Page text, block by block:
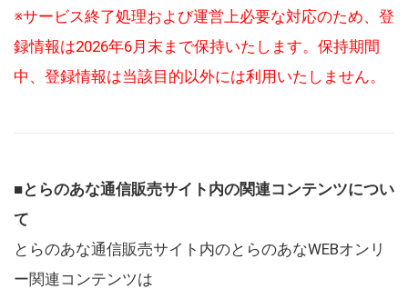
※サービス終了処理および運営上必要な対応のため、登
録情報は2026年6月末まで保持いたします。保持期間
中、登録情報は当該目的以外には利用いたしません。
■とらのあな通信販売サイト内の関連コンテンツについ
て
とらのあな通信販売サイト内のとらのあなWEBオンリ
ー関連コンテンツは